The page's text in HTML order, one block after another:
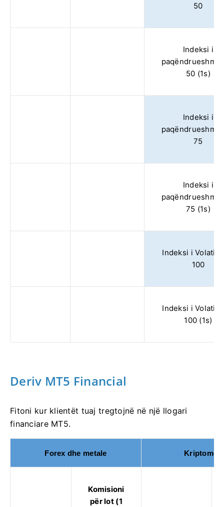
50
Indeksi i
50 (1s)
Indeksi i
75
Indeksi i
75 (1s)
Indeksi i
100
Indeksi i
100 (1s)
Deriv MT5 Financial
Fitoni kur klientët tuaj tregtojnë në një llogari
financiare MT5.
Forex dhe metale
Komisioni
për lot (1